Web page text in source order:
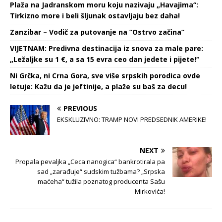
Plaža na Jadranskom moru koju nazivaju „Havajima“:
Tirkizno more i beli šljunak ostavljaju bez daha!
Zanzibar – Vodič za putovanje na ’’Ostrvo začina’’
VIJETNAM: Predivna destinacija iz snova za male pare:
„Ležaljke su 1 €, a sa 15 evra ceo dan jedete i pijete!“
Ni Grčka, ni Crna Gora, sve više srpskih porodica ovde
letuje: Kažu da je jeftinije, a plaže su baš za decu!
PREVIOUS
EKSKLUZIVNO: TRAMP NOVI PREDSEDNIK AMERIKE!
NEXT
Propala pevaljka „Ceca nanogica“ bankrotirala pa
sad „zarađuje“ sudskim tužbama? „Srpska
maćeha“ tužila poznatog producenta Sašu
Mirkovića!